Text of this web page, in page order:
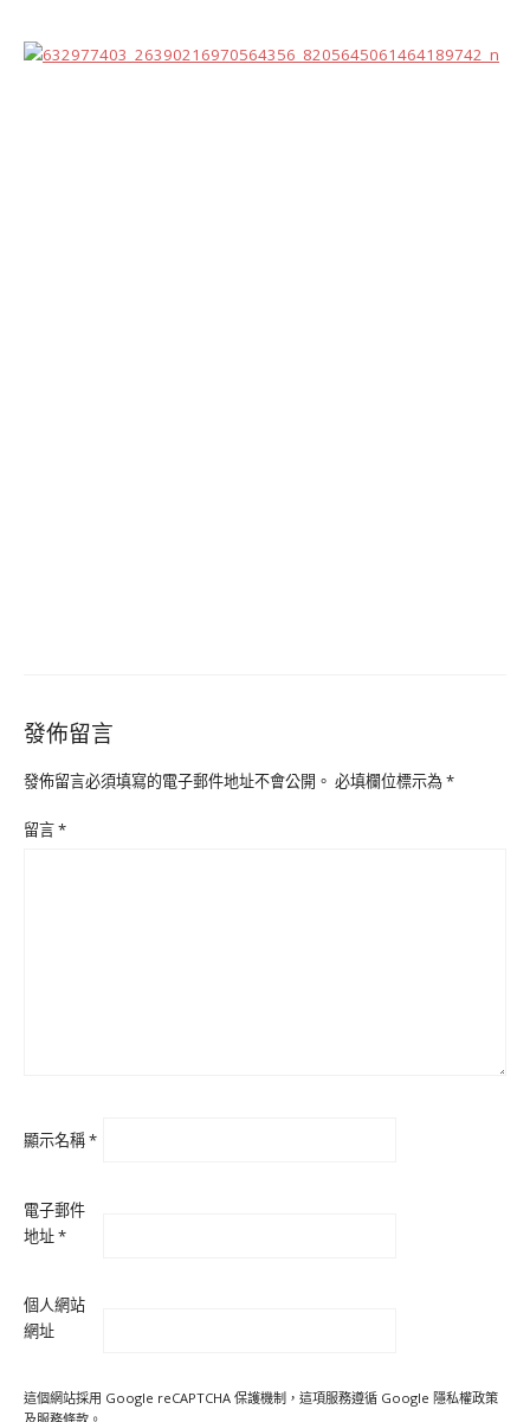
發佈留言
發佈留言必須填寫的電子郵件地址不會公開。 必填欄位標示為*
留言*
顯示名稱*
電子郵件
地址*
個人網站
網址
這個網站採用 Google reCAPTCHA 保護機制，這項服務遵循 Google 隱私權政策